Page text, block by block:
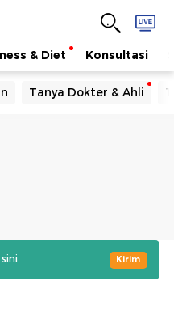
& Diet Konsultasi
Tanya Dokter & Ahli
Kirim